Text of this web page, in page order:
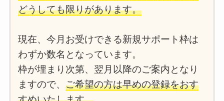
どうしても限りがあります。
現在、今月お受けできる新規サポート枠は
わずか数名となっています。
枠が埋まり次第、翌月以降のご案内となり
ますので、ご希望の方は早めの登録をおす